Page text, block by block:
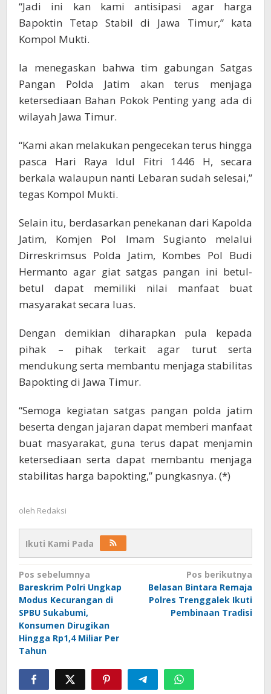
“Jadi ini kan kami antisipasi agar harga
Bapoktin Tetap Stabil di Jawa Timur,” kata
Kompol Mukti.
Ia menegaskan bahwa tim gabungan Satgas
Pangan Polda Jatim akan terus menjaga
ketersediaan Bahan Pokok Penting yang ada di
wilayah Jawa Timur.
“Kami akan melakukan pengecekan terus hingga
pasca Hari Raya Idul Fitri 1446 H, secara
berkala walaupun nanti Lebaran sudah selesai,”
tegas Kompol Mukti.
Selain itu, berdasarkan penekanan dari Kapolda
Jatim, Komjen Pol Imam Sugianto melalui
Dirreskrimsus Polda Jatim, Kombes Pol Budi
Hermanto agar giat satgas pangan ini betul-
betul dapat memiliki nilai manfaat buat
masyarakat secara luas.
Dengan demikian diharapkan pula kepada
pihak – pihak terkait agar turut serta
mendukung serta membantu menjaga stabilitas
Bapokting di Jawa Timur.
“Semoga kegiatan satgas pangan polda jatim
beserta dengan jajaran dapat memberi manfaat
buat masyarakat, guna terus dapat menjamin
ketersediaan serta dapat membantu menjaga
stabilitas harga bapokting,” pungkasnya. (*)
oleh Redaksi
Ikuti Kami Pada
Navigasi
pos
Pos sebelumnya
Bareskrim Polri Ungkap
Modus Kecurangan di
SPBU Sukabumi,
Konsumen Dirugikan
Hingga Rp1,4 Miliar Per
Tahun
Pos berikutnya
Belasan Bintara Remaja
Polres Trenggalek Ikuti
Pembinaan Tradisi